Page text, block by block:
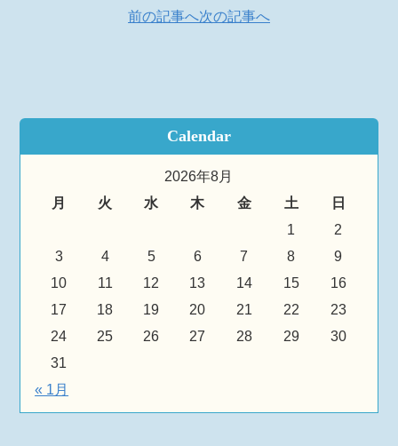
前の記事へ次の記事へ
Calendar
2026年8月
月
火 水 木 金 土
日
1
2
3
4 5 6 7 8
9
10
11 12 13 14 15
16
17
18 19 20 21 22
23
24
25 26 27 28 29
30
31
« 1月